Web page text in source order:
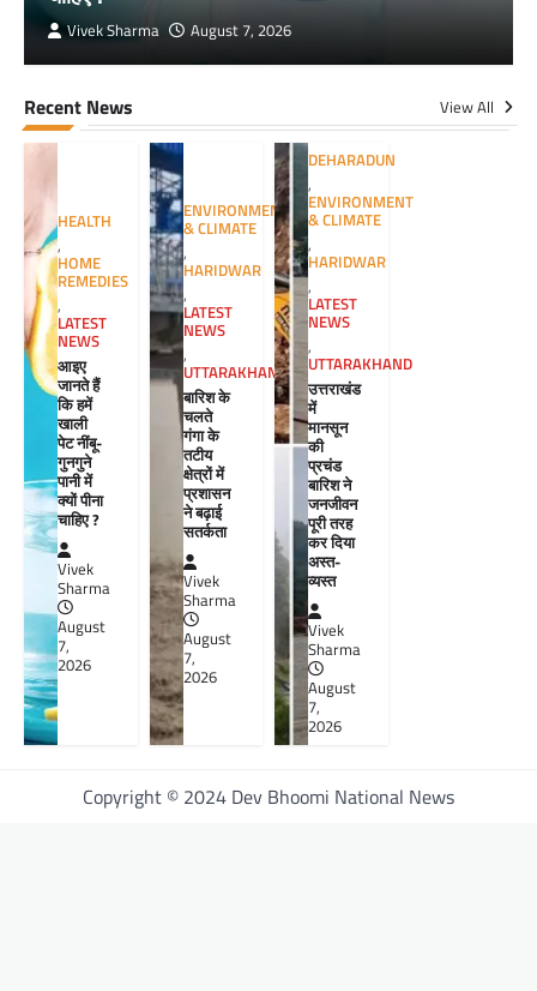
Vivek Sharma August 7, 2026
Recent News View All
HEALTH
,
HOME
REMEDIES
,
LATEST
NEWS
आइए
जानते हैं
कि हमें
खाली
पेट नींबू-
गुनगुने
पानी में
क्यों पीना
चाहिए ?
Vivek
Sharma
August
7,
2026
ENVIRONMENT
& CLIMATE
,
HARIDWAR
,
LATEST
NEWS
,
UTTARAKHAND
बारिश के
चलते
गंगा के
तटीय
क्षेत्रों में
प्रशासन
ने बढ़ाई
सतर्कता
Vivek
Sharma
August
7,
2026
DEHARADUN
,
ENVIRONMENT
& CLIMATE
,
HARIDWAR
,
LATEST
NEWS
,
UTTARAKHAND
उत्तराखंड
में
मानसून
की
प्रचंड
बारिश ने
जनजीवन
पूरी तरह
कर दिया
अस्त-
व्यस्त
Vivek
Sharma
August
7,
2026
Copyright © 2024 Dev Bhoomi National News